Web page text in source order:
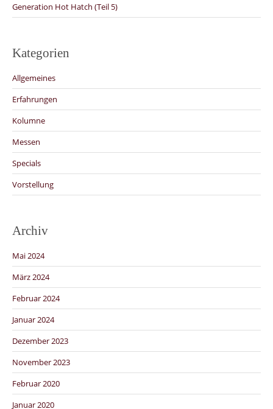
Generation Hot Hatch (Teil 5)
Kategorien
Allgemeines
Erfahrungen
Kolumne
Messen
Specials
Vorstellung
Archiv
Mai 2024
März 2024
Februar 2024
Januar 2024
Dezember 2023
November 2023
Februar 2020
Januar 2020